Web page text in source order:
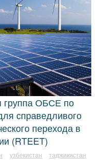
группа ОБСЕ по
справедливого
перехода в
(RTEET)
узбекистан
таджикистан